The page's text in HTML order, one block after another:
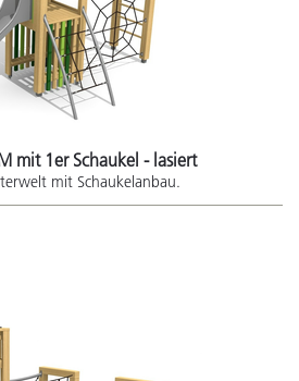
mit 1er Schaukel - lasiert
mit Schaukelanbau.